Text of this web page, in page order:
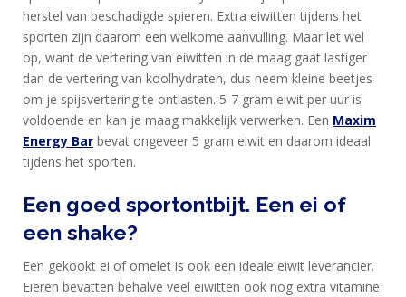
herstel van beschadigde spieren. Extra eiwitten tijdens het
sporten zijn daarom een welkome aanvulling. Maar let wel
op, want de vertering van eiwitten in de maag gaat lastiger
dan de vertering van koolhydraten, dus neem kleine beetjes
om je spijsvertering te ontlasten. 5-7 gram eiwit per uur is
voldoende en kan je maag makkelijk verwerken. Een Maxim
Energy Bar bevat ongeveer 5 gram eiwit en daarom ideaal
tijdens het sporten.
Een goed sportontbijt. Een ei of
een shake?
Een gekookt ei of omelet is ook een ideale eiwit leverancier.
Eieren bevatten behalve veel eiwitten ook nog extra vitamine